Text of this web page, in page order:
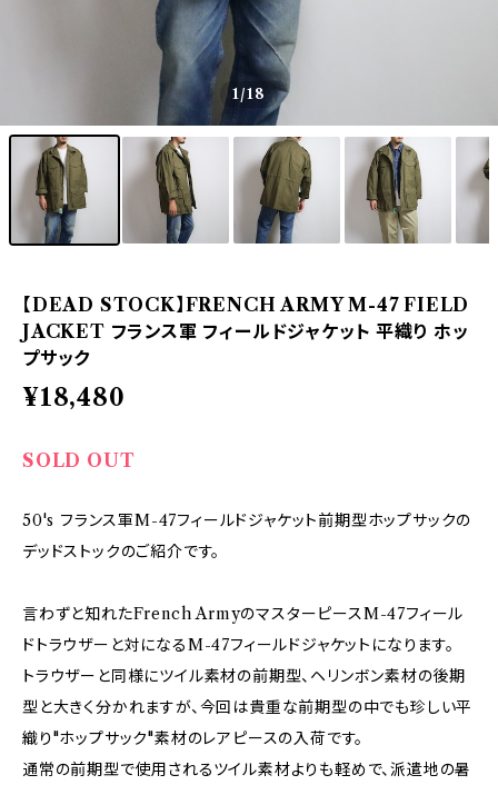
1/18
【DEAD STOCK】FRENCH ARMY M-47 FIELD
JACKET フランス軍 フィールドジャケット 平織り ホッ
プサック
¥18,480
SOLD OUT
50's フランス軍M-47フィールドジャケット前期型ホップサックの
デッドストックのご紹介です。
言わずと知れたFrench ArmyのマスターピースM-47フィール
ドトラウザーと対になるM-47フィールドジャケットになります。
トラウザーと同様にツイル素材の前期型、ヘリンボン素材の後期
型と大きく分かれますが、今回は貴重な前期型の中でも珍しい平
織り"ホップサック"素材のレアピースの入荷です。
通常の前期型で使用されるツイル素材よりも軽めで、派遣地の暑